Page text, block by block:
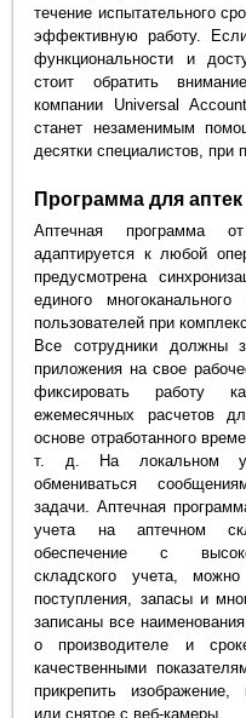
течение испытательного
эффективную работу.
функциональности и
стоит обратить
компании Universal
станет незаменимым
десятки специалистов, при
Программа для аптек
Аптечная программа
адаптируется к любой
предусмотрена
единого многоканального
пользователей при
Все сотрудники должны
приложения на свое
фиксировать работу
ежемесячных расчетов
основе отработанного
т. д. На локальном
обмениваться
задачи. Аптечная
учета на аптечном
обеспечение с
складского учета,
поступления, запасы и
записаны все
о производителе и
качественными
прикрепить изображение,
или снятое с веб-камеры.